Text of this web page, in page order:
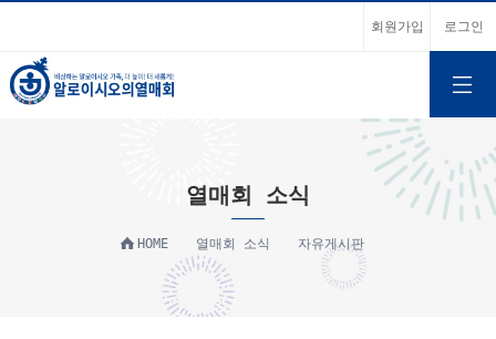
회원가입 로그인
열매회 소식
HOME 열매회 소식 자유게시판